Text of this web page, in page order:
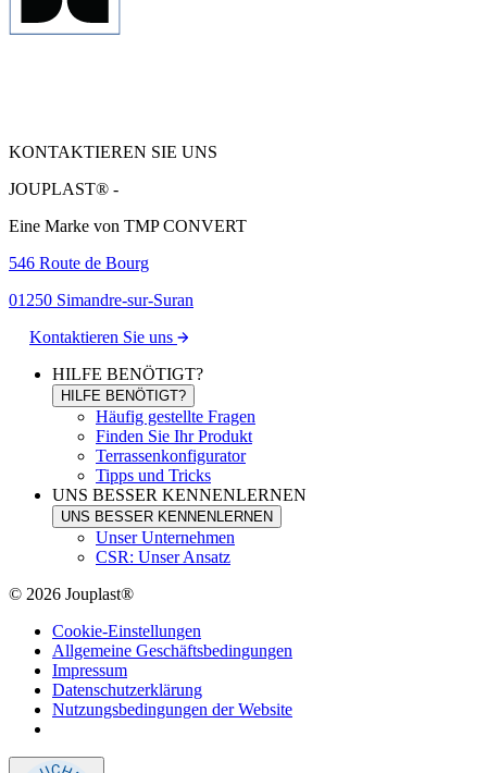
KONTAKTIEREN SIE UNS
JOUPLAST® -
Eine Marke von TMP CONVERT
546 Route de Bourg
01250 Simandre-sur-Suran
Kontaktieren Sie uns
HILFE BENÖTIGT?
HILFE BENÖTIGT?
Häufig gestellte Fragen
Finden Sie Ihr Produkt
Terrassenkonfigurator
Tipps und Tricks
UNS BESSER KENNENLERNEN
UNS BESSER KENNENLERNEN
Unser Unternehmen
CSR: Unser Ansatz
© 2026 Jouplast®
Cookie-Einstellungen
Allgemeine Geschäftsbedingungen
Impressum
Datenschutzerklärung
Nutzungsbedingungen der Website